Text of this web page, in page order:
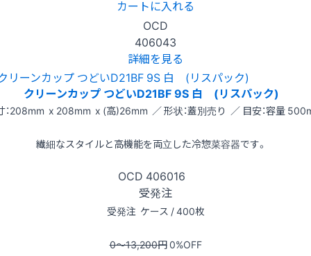
カートに入れる
OCD
406043
詳細を見る
クリーンカップ つどいD21BF 9S 白 (リスパック)
：208mm x 208mm x (高)26mm ／ 形状：蓋別売り ／ 目安：容量
繊細なスタイルと高機能を両立した冷惣菜容器です。
OCD 406016
受発注
受発注 ケース / 400枚
0〜13,200円0%OFF